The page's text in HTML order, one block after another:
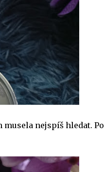
nejspíš hledat. Po